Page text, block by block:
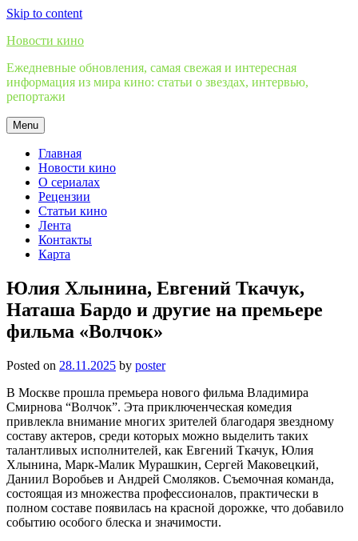
Skip to content
Новости кино
Ежедневные обновления, самая свежая и интересная
информация из мира кино: статьи о звездах, интервью,
репортажи
Menu
Главная
Новости кино
О сериалах
Рецензии
Статьи кино
Лента
Контакты
Карта
Юлия Хлынина, Евгений Ткачук,
Наташа Бардо и другие на премьере
фильма «Волчок»
Posted on 28.11.2025 by poster
В Москве прошла премьера нового фильма Владимира
Смирнова “Волчок”. Эта приключенческая комедия
привлекла внимание многих зрителей благодаря звездному
составу актеров, среди которых можно выделить таких
талантливых исполнителей, как Евгений Ткачук, Юлия
Хлынина, Марк-Малик Мурашкин, Сергей Маковецкий,
Даниил Воробьев и Андрей Смоляков. Съемочная команда,
состоящая из множества профессионалов, практически в
полном составе появилась на красной дорожке, что добавило
событию особого блеска и значимости.